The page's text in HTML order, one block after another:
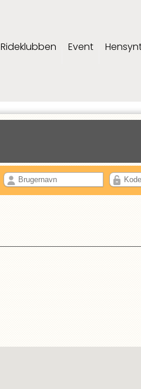
Rideklubben Event